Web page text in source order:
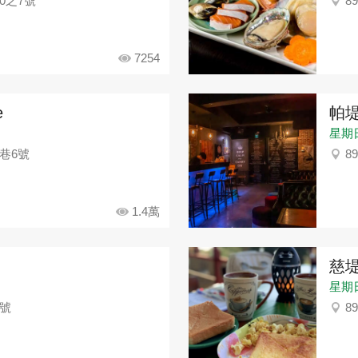
7254
6號
1.4萬
帕
星期
慈
星期